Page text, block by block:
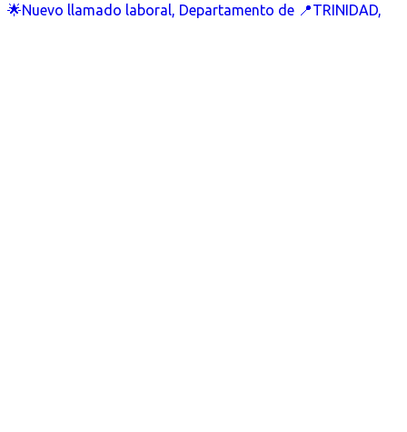
🌟Nuevo llamado laboral, Departamento de 📍TRINIDAD,